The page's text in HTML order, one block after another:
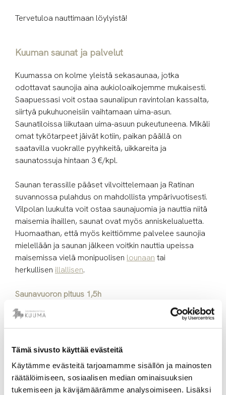
Tämä sivusto käyttää evästeitä
Käytämme evästeitä tarjoamamme sisällön ja mainosten
räätälöimiseen, sosiaalisen median ominaisuuksien
tukemiseen ja kävijämäärämme analysoimiseen. Lisäksi
Tervetuloa nauttimaan löylyistä!
Kuuman saunat ja palvelut
Kuumassa on kolme yleistä sekasaunaa, jotka
odottavat saunojia aina aukioloaikojemme mukaisesti.
Saapuessasi voit ostaa saunalipun ravintolan kassalta,
siirtyä pukuhuoneisiin vaihtamaan uima-asun.
Saunatiloissa liikutaan uima-asuun pukeutuneena. Mikäli
omat tykötarpeet jäivät kotiin, paikan päällä on
saatavilla vuokralle pyyhkeitä, uikkareita ja
saunatossuja hintaan 3 €/kpl.
Saunan terassille pääset vilvoittelemaan ja Ratinan
suvannossa pulahdus on mahdollista ympärivuotisesti.
Vilpolan luukulta voit ostaa saunajuomia ja nauttia niitä
maisemia ihaillen, saunat ovat myös anniskelualuetta.
Huomaathan, että myös keittiömme palvelee saunojia
mielellään ja saunan jälkeen voitkin nauttia upeissa
maisemissa vielä monipuolisen lounaan tai
herkullisen illallisen.
Saunavuoron pituus 1,5h
Mikäli etsit löylyjen lisäksi Tampereelta saunatiloja, voit
kääntyä puoleemme. Mukavien löylyjen lisäksi voit
ryhmätilaisuuksiin. Sauna Tampereen keskustan
läheisyydestä, tilaisuuteesi sopivat tilat sekä ruokailu
onnistuvat kaikki kätevästi saman katon alla.